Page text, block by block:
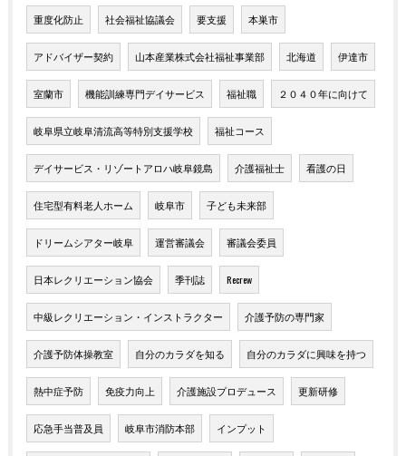
重度化防止 社会福祉協議会 要支援 本巣市
アドバイザー契約 山本産業株式会社福祉事業部 北海道 伊達市
室蘭市 機能訓練専門デイサービス 福祉職 ２０４０年に向けて
岐阜県立岐阜清流高等特別支援学校 福祉コース
デイサービス・リゾートアロハ岐阜鏡島 介護福祉士 看護の日
住宅型有料老人ホーム 岐阜市 子ども未来部
ドリームシアター岐阜 運営審議会 審議会委員
日本レクリエーション協会 季刊誌 Recrew
中級レクリエーション・インストラクター 介護予防の専門家
介護予防体操教室 自分のカラダを知る 自分のカラダに興味を持つ
熱中症予防 免疫力向上 介護施設プロデュース 更新研修
応急手当普及員 岐阜市消防本部 インプット